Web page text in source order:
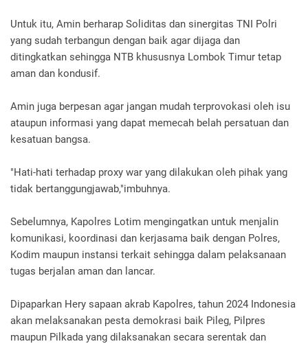
Untuk itu, Amin berharap Soliditas dan sinergitas TNI Polri
yang sudah terbangun dengan baik agar dijaga dan
ditingkatkan sehingga NTB khususnya Lombok Timur tetap
aman dan kondusif.
Amin juga berpesan agar jangan mudah terprovokasi oleh isu
ataupun informasi yang dapat memecah belah persatuan dan
kesatuan bangsa.
"Hati-hati terhadap proxy war yang dilakukan oleh pihak yang
tidak bertanggungjawab,"imbuhnya.
Sebelumnya, Kapolres Lotim mengingatkan untuk menjalin
komunikasi, koordinasi dan kerjasama baik dengan Polres,
Kodim maupun instansi terkait sehingga dalam pelaksanaan
tugas berjalan aman dan lancar.
Dipaparkan Hery sapaan akrab Kapolres, tahun 2024 Indonesia
akan melaksanakan pesta demokrasi baik Pileg, Pilpres
maupun Pilkada yang dilaksanakan secara serentak dan